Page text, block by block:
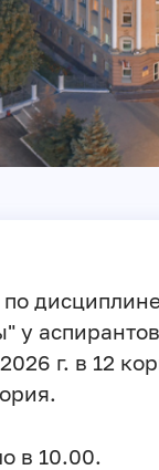
по
у
г. в 12
в 10.00.